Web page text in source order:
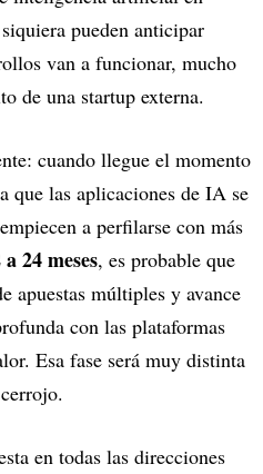
pueden anticipar
van a funcionar, mucho
de una startup externa.
cuando llegue el momento
que las aplicaciones de IA se
a perfilarse con más
a 24 meses, es probable que
apuestas múltiples y avance
con las plataformas
Esa fase será muy distinta
en todas las direcciones